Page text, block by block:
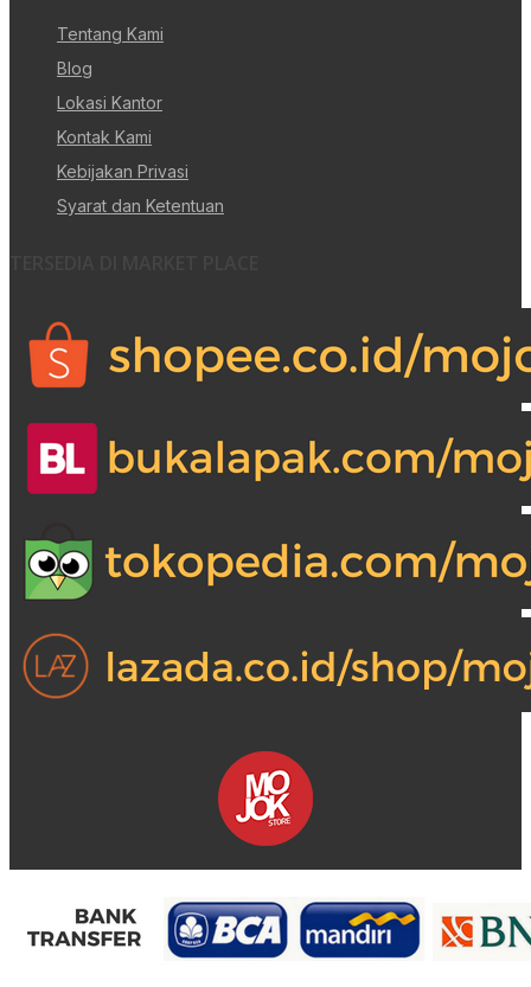
Tentang Kami
Blog
Lokasi Kantor
Kontak Kami
Kebijakan Privasi
Syarat dan Ketentuan